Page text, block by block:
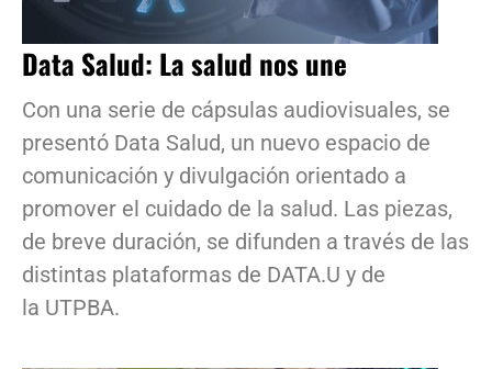
Data Salud: La salud nos une
Con una serie de cápsulas audiovisuales, se
presentó Data Salud, un nuevo espacio de
comunicación y divulgación orientado a
promover el cuidado de la salud. Las piezas,
de breve duración, se difunden a través de las
distintas plataformas de DATA.U y de
la UTPBA.